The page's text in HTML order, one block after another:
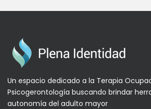
Un espacio dedicado a la Terapia
Psicogerontología buscando brindar
autonomía del adulto mayor